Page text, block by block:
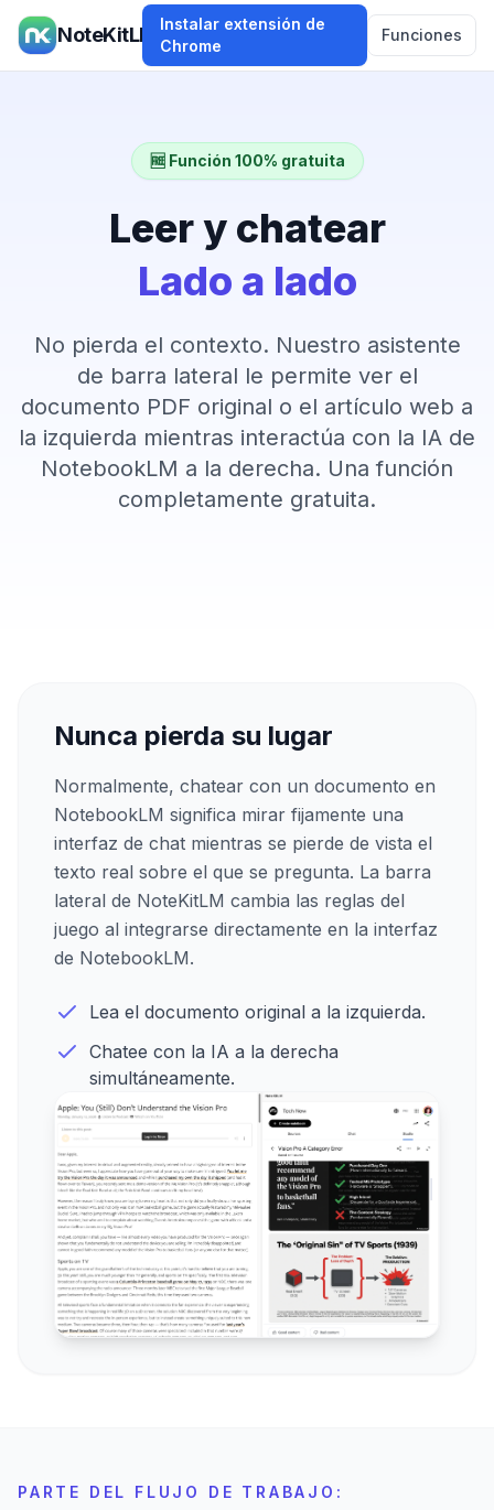
NoteKitLM
Instalar extensión de
Chrome
Funciones
🆓 Función 100% gratuita
Leer y chatear
Lado a lado
No pierda el contexto. Nuestro asistente
de barra lateral le permite ver el
documento PDF original o el artículo web a
la izquierda mientras interactúa con la IA de
NotebookLM a la derecha. Una función
completamente gratuita.
Nunca pierda su lugar
Normalmente, chatear con un documento en
NotebookLM significa mirar fijamente una
interfaz de chat mientras se pierde de vista el
texto real sobre el que se pregunta. La barra
lateral de NoteKitLM cambia las reglas del
juego al integrarse directamente en la interfaz
de NotebookLM.
Lea el documento original a la izquierda.
Chatee con la IA a la derecha
simultáneamente.
PARTE DEL FLUJO DE TRABAJO: